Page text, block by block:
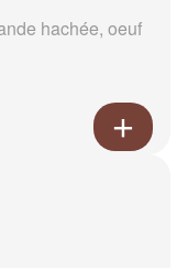
hachée, oeuf